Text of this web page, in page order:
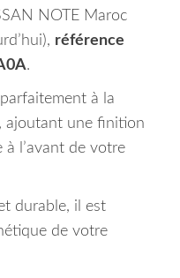
NOTE Maroc
référence
.
à la
ajoutant une finition
à l’avant de votre
durable, il est
de votre